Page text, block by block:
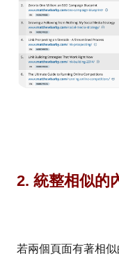
2. 統整相似的
若兩個頁面有著相